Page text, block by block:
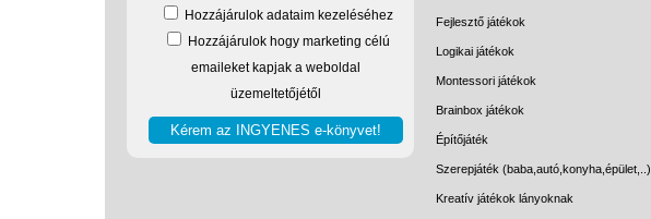
Hozzájárulok adataim kezeléséhez
Hozzájárulok hogy marketing célú
emaileket kapjak a weboldal
üzemeltetőjétől
Fejlesztő játékok
Logikai játékok
Montessori játékok
Brainbox játékok
Építőjáték
Szerepjáték (baba,autó,konyha,épület,..)
Kreatív játékok lányoknak